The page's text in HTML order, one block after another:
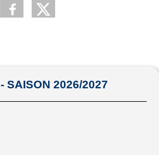
SAISON 2026/2027